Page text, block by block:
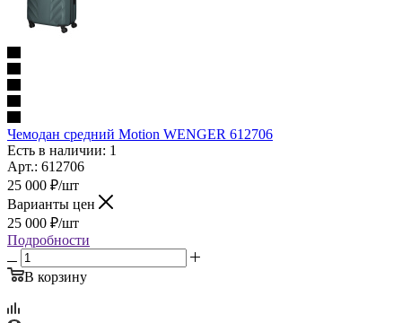
Чемодан средний Motion WENGER 612706
Есть в наличии: 1
Арт.: 612706
25 000 ₽/шт
Варианты цен
25 000 ₽/шт
Подробности
В корзину